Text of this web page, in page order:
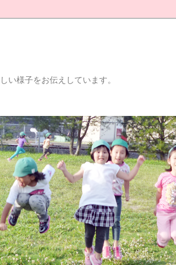
い様子をお伝えしています。